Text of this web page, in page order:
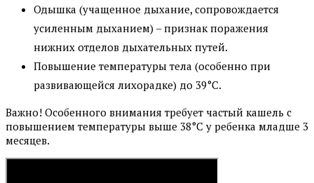
Одышка (учащенное дыхание, сопровождается
усиленным дыханием) – признак поражения
нижних отделов дыхательных путей.
Повышение температуры тела (особенно при
развивающейся лихорадке) до 39°С.
Важно! Особенного внимания требует частый кашель с
повышением температуры выше 38°С у ребенка младше 3
месяцев.